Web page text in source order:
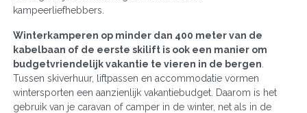
kampeerliefhebbers.
Winterkamperen op minder dan 400 meter van de
kabelbaan of de eerste skilift is ook een manier om
budgetvriendelijk vakantie te vieren in de bergen
Tussen skiverhuur, liftpassen en accommodatie vormen
wintersporten een aanzienlijk vakantiebudget. Daarom is het
gebruik van je caravan of camper in de winter, net als in de